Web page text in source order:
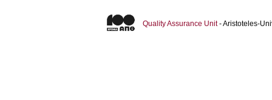
Quality Assurance Unit- Aristoteles-